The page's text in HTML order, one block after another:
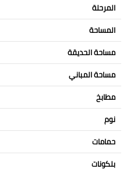
المرحلة
المساحة
مساحة الحديقة
مساحة المباني
مطابخ
نوم
حمامات
بلكونات